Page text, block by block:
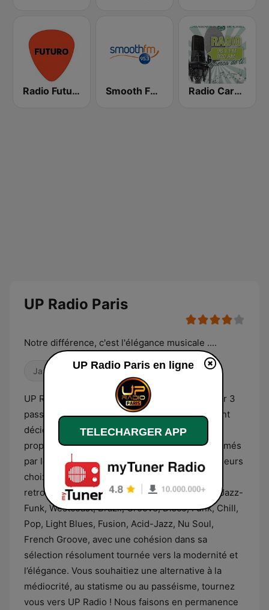
Radio Futuro FM Smooth FM 95.3 Sydney Radio Carabineros de Chile
UP Radio Paris
Notre différence, c'est l'élégance musicale ....
Jazz Pop / Top 40 R&B / Soul
UP Radio est une nouvelle webradio fondée par 3
passionnés de musique esthètes du son, qui ont
décidé d’unir leur connaissance musicale pour
proposer une radio ou rien n’est improvisé. Animés
par leur désir d’imposer la French Touch dans leurs
choix artistiques de programmation, vous
retrouverez une playlist aux ambiances, Soul, Jazz-
Funk, Westcoast, Brazil, Groove, Disco, Funk, Chill,
Pop, Light Blues, Fusion, Acid-Jazz, Nu Soul,
French Groove, avec une cohésion dans sa
sélection résolument tournée vers la modernité et
l’élégance. Vous souhaitiez une alternative à la
médiocrité, au statisme ou au passéisme, tournez
vous vers UP Radio ! Nous faisons en permanence
UP Radio Paris en ligne
TELECHARGER APP